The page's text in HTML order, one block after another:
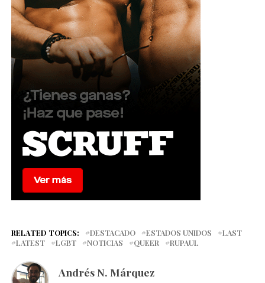
RELATED TOPICS: DESTACADO ESTADOS UNIDOS
LAST
LATEST
LGBT NOTICIAS QUEER RUPAUL
Andrés N. Márquez